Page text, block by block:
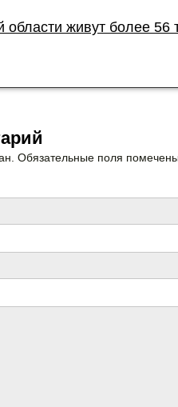
области живут более
Обязательные поля